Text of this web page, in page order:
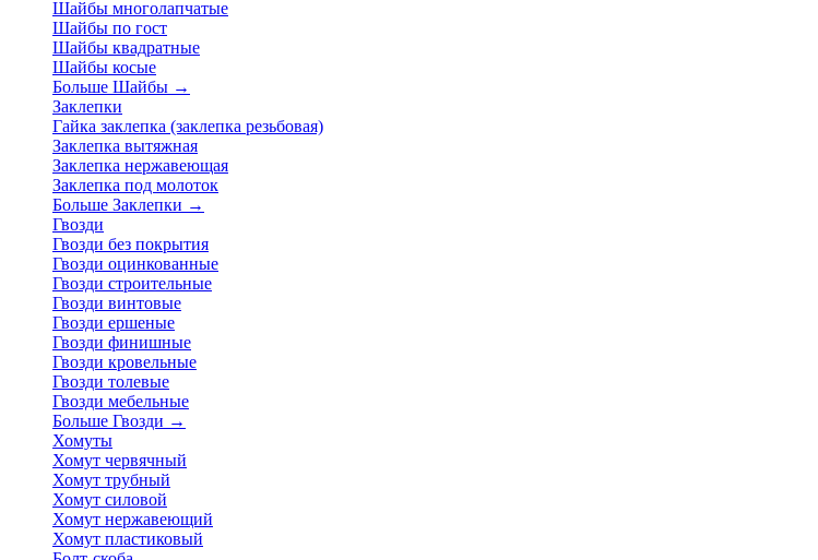
Шайбы многолапчатые
Шайбы по гост
Шайбы квадратные
Шайбы косые
Больше Шайбы →
Заклепки
Гайка заклепка (заклепка резьбовая)
Заклепка вытяжная
Заклепка нержавеющая
Заклепка под молоток
Больше Заклепки →
Гвозди
Гвозди без покрытия
Гвозди оцинкованные
Гвозди строительные
Гвозди винтовые
Гвозди ершеные
Гвозди финишные
Гвозди кровельные
Гвозди толевые
Гвозди мебельные
Больше Гвозди →
Хомуты
Хомут червячный
Хомут трубный
Хомут силовой
Хомут нержавеющий
Хомут пластиковый